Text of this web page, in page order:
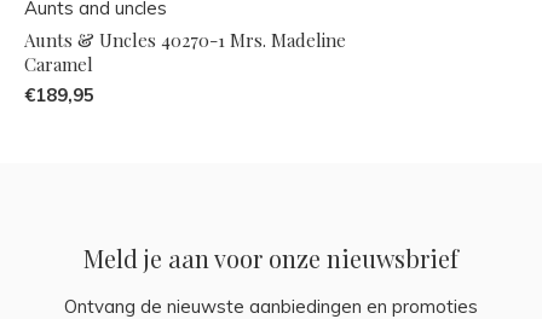
Aunts and uncles
Aunts & Uncles 40270-1 Mrs. Madeline
Caramel
€189,95
Meld je aan voor onze nieuwsbrief
Ontvang de nieuwste aanbiedingen en promoties